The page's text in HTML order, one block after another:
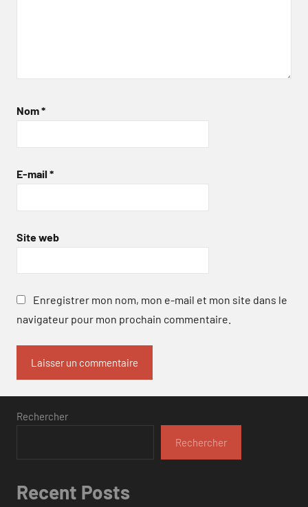
Nom*
E-mail *
Site web
Enregistrer mon nom, mon e-mail et mon site dans le
navigateur pour mon prochain commentaire.
Rechercher
Rechercher
Recent Posts